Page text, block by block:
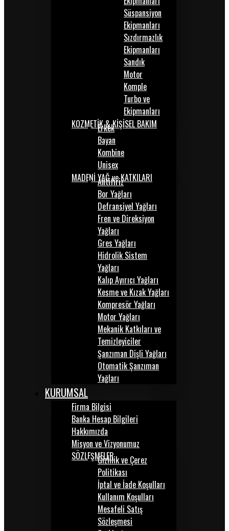
Süspansiyon
Ekipmanları
Sızdırmazlık
Ekipmanları
Sandık
Motor
Komple
Turbo ve
Ekipmanları
KOZMETİK & KİŞİSEL BAKIM
Erkek
Bayan
Kombine
Unisex
MADENİ YAĞ ve KATKILARI
Antifiriz
Bor Yağları
Defransiyel Yağları
Fren ve Direksiyon
Yağları
Gres Yağları
Hidrolik Sistem
Yağları
Kalıp Ayırıcı Yağları
Kesme ve Kızak Yağları
Kompresör Yağları
Motor Yağları
Mekanik Katkıları ve
Temizleyiciler
Şanzıman Dişli Yağları
Otomatik Şanzıman
Yağları
KURUMSAL
Firma Bilgisi
Banka Hesap Bilgileri
Hakkımızda
Misyon ve Vizyonumuz
SÖZLEŞMELERGizlilik ve Çerez
Politikası
İptal ve İade Koşulları
Kullanım Koşulları
Mesafeli Satış
Sözleşmesi